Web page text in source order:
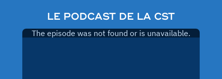
LE PODCAST DE LA CST